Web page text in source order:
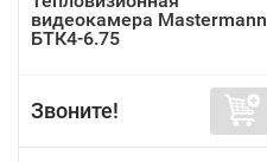
видеокамера Mastermann
БТК4-6.75
Звоните!